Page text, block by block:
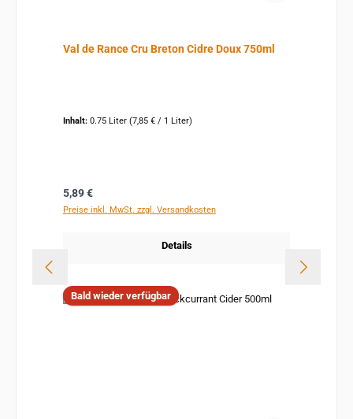
Val de Rance Cru Breton Cidre Doux 750ml
Inhalt: 0.75 Liter (7,85 € / 1 Liter)
Regulärer Preis:
5,89 €
Preise inkl. MwSt. zzgl. Versandkosten
Details
Bald wieder verfügbar